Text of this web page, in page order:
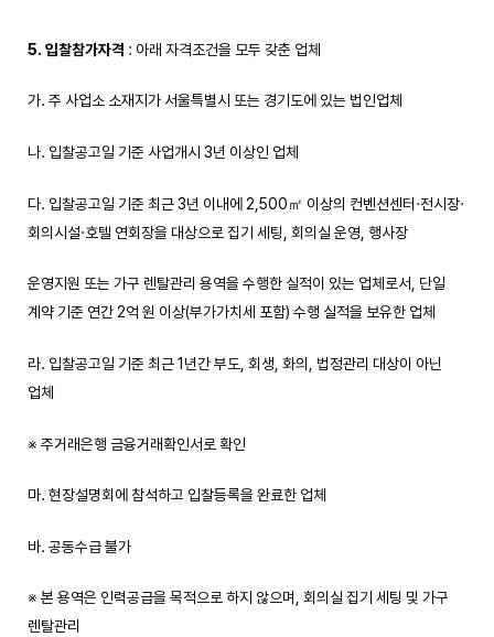
5. 입찰참가자격 : 아래 자격조건을 모두 갖춘 업체
가. 주 사업소 소재지가 서울특별시 또는 경기도에 있는 법인업체
나. 입찰공고일 기준 사업개시 3년 이상인 업체
다. 입찰공고일 기준 최근 3년 이내에 2,500㎡ 이상의 컨벤션센터·전시장·
회의시설·호텔 연회장을 대상으로 집기 세팅, 회의실 운영, 행사장
운영지원 또는 가구 렌탈관리 용역을 수행한 실적이 있는 업체로서, 단일
계약 기준 연간 2억 원 이상(부가가치세 포함) 수행 실적을 보유한 업체
라. 입찰공고일 기준 최근 1년간 부도, 회생, 화의, 법정관리 대상이 아닌
업체
※ 주거래은행 금융거래확인서로 확인
마. 현장설명회에 참석하고 입찰등록을 완료한 업체
바. 공동수급 불가
※ 본 용역은 인력공급을 목적으로 하지 않으며, 회의실 집기 세팅 및 가구
렌탈관리